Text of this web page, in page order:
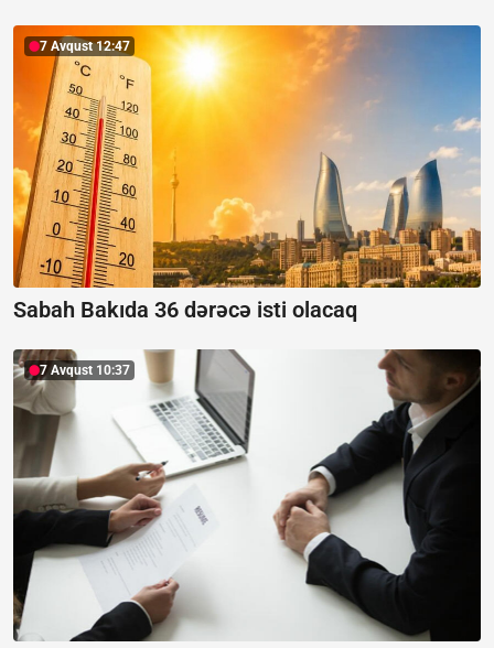
7 Avqust 12:47
Sabah Bakıda 36 dərəcə isti olacaq
7 Avqust 10:37